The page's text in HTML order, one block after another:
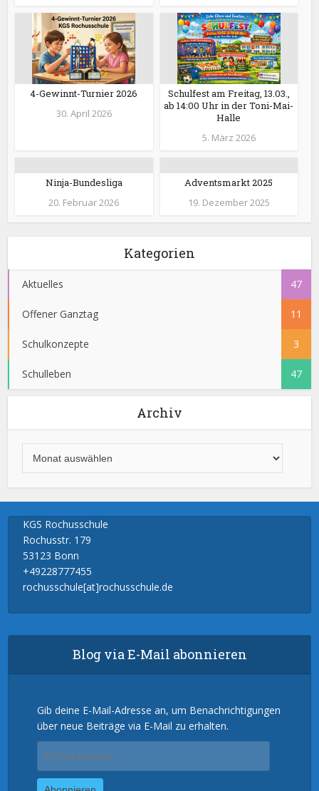
4-Gewinnt-Turnier 2026
30. April 2026
Schulfest am Freitag, 13.03.,
ab 14:00 Uhr in der Toni-Mai-
Halle
5. März 2026
Ninja-Bundesliga
20. Februar 2026
Adventsmarkt 2025
19. Dezember 2025
Kategorien
Aktuelles 47
Offener Ganztag 11
Schulkonzepte 3
Schulleben 47
Archiv
KGS Rochusschule
Rochusstr. 179
53123 Bonn
+49228777455
rochusschule[at]rochusschule.de
Blog via E-Mail abonnieren
Gib deine E-Mail-Adresse an, um Benachrichtigungen
über neue Beiträge via E-Mail zu erhalten.
Mail-
Adresse